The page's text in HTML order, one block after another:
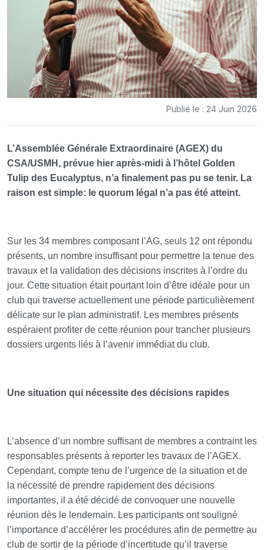
Publié le : 24 Juin 2026
L’Assemblée Générale Extraordinaire (AGEX) du
CSA/USMH, prévue hier après-midi à l’hôtel Golden
Tulip des Eucalyptus, n’a finalement pas pu se tenir. La
raison est simple: le quorum légal n’a pas été atteint.
Sur les 34 membres composant l’AG, seuls 12 ont répondu
présents, un nombre insuffisant pour permettre la tenue des
travaux et la validation des décisions inscrites à l’ordre du
jour. Cette situation était pourtant loin d’être idéale pour un
club qui traverse actuellement une période particulièrement
délicate sur le plan administratif. Les membres présents
espéraient profiter de cette réunion pour trancher plusieurs
dossiers urgents liés à l’avenir immédiat du club.
Une situation qui nécessite des décisions rapides
L’absence d’un nombre suffisant de membres a contraint les
responsables présents à reporter les travaux de l’AGEX.
Cependant, compte tenu de l’urgence de la situation et de
la nécessité de prendre rapidement des décisions
importantes, il a été décidé de convoquer une nouvelle
réunion dès le lendemain. Les participants ont souligné
l’importance d’accélérer les procédures afin de permettre au
club de sortir de la période d’incertitude qu’il traverse